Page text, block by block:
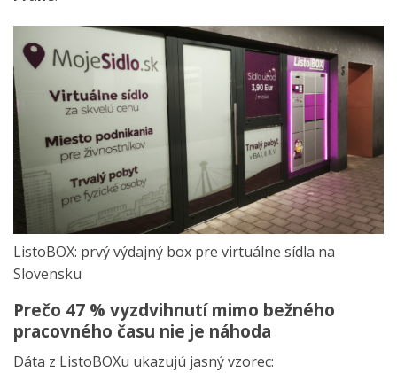
ListoBOX: prvý výdajný box pre virtuálne sídla na
Slovensku
Prečo 47 % vyzdvihnutí mimo bežného
pracovného času nie je náhoda
Dáta z ListoBOXu ukazujú jasný vzorec: